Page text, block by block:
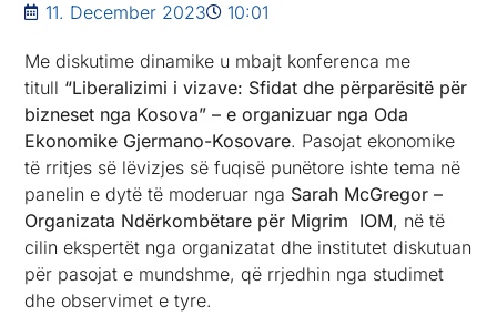
11. December 2023 10:01
Me diskutime dinamike u mbajt konferenca me
titull “Liberalizimi i vizave: Sfidat dhe përparësitë për
bizneset nga Kosova” – e organizuar nga Oda
Ekonomike Gjermano-Kosovare. Pasojat ekonomike
të rritjes së lëvizjes së fuqisë punëtore ishte tema në
panelin e dytë të moderuar nga Sarah McGregor –
Organizata Ndërkombëtare për Migrim IOM, në të
cilin ekspertët nga organizatat dhe institutet diskutuan
për pasojat e mundshme, që rrjedhin nga studimet
dhe observimet e tyre.